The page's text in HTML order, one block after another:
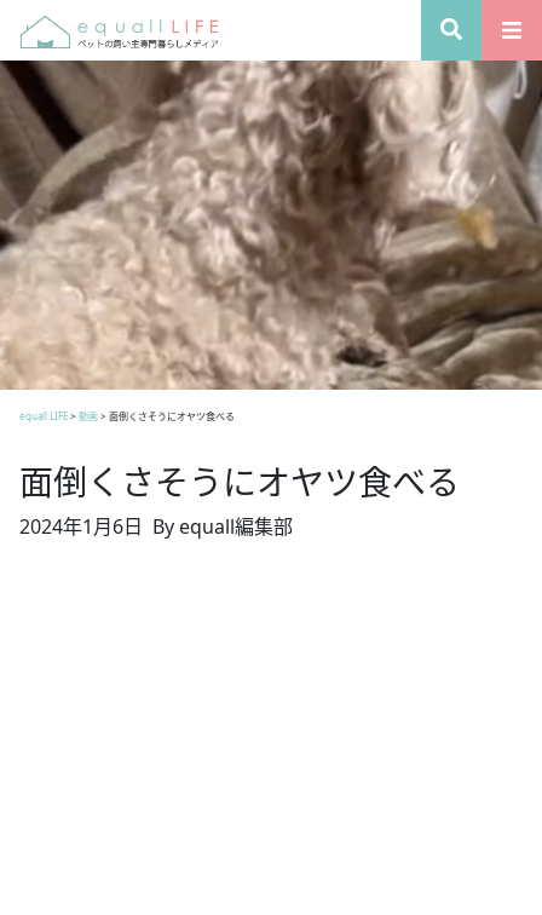
equall LIFE> 動画> 面倒くさそうにオヤツ食べる
面倒くさそうにオヤツ食べる
2024年1月6日 By equall編集部